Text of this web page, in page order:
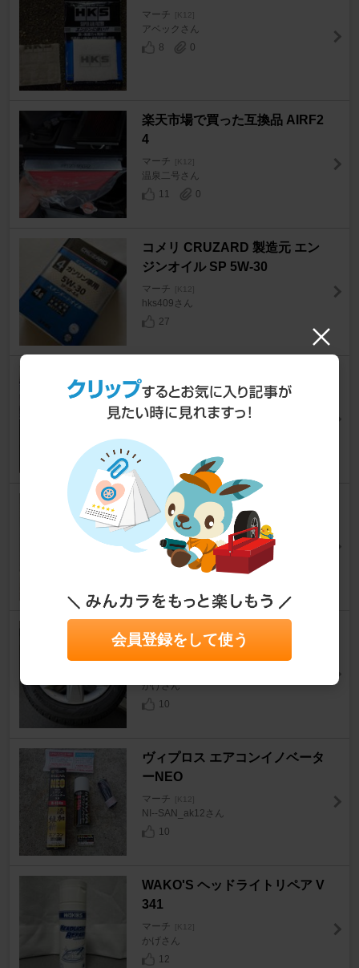
マーチ [K12]
アベックさん
8
0
楽天市場で買った互換品 AIRF2
4
マーチ [K12]
温泉二号さん
11
0
コメリ CRUZARD 製造元 エン
ジンオイル SP 5W‐30
マーチ [K12]
hks409さん
27
500
マーチ [K12]
日産(純正) クラッチマスターシ
リンダー
マーチ [K12]
こがねんさん
YOKOHAMA iceGUARD 6 (iG6
0)
かげさん
10
ヴィプロス エアコンイノベータ
ーNEO
マーチ [K12]
NI--SAN_ak12さん
10
WAKO'S ヘッドライトリペア V
341
マーチ [K12]
かげさん
12
会員登録をして使う